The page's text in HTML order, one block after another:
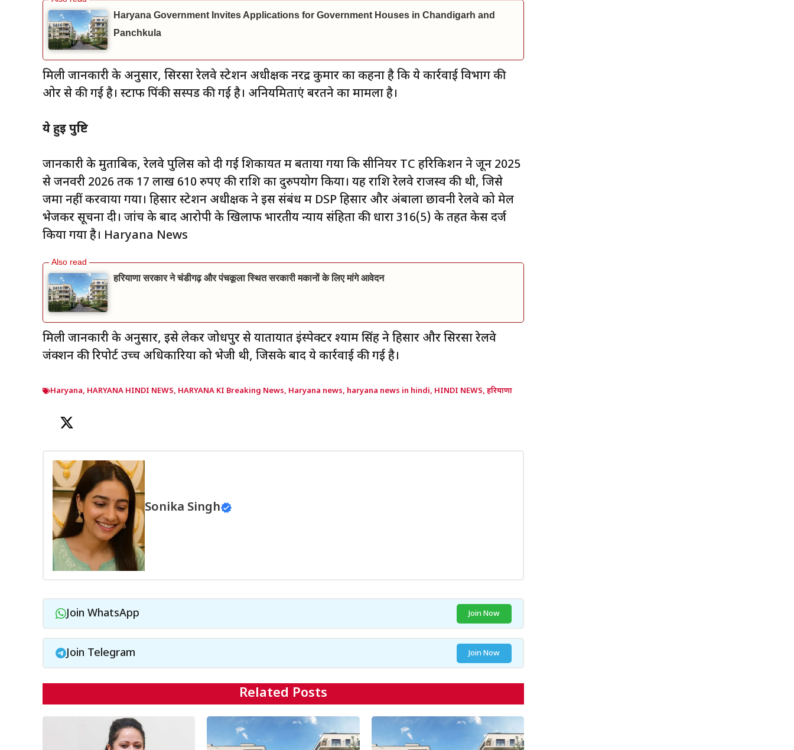
Haryana Government Invites Applications for Government Houses in Chandigarh and
Panchkula
मिली जानकारी के अनुसार, सिरसा रेलवे स्टेशन अधीक्षक नरेंद्र कुमार का कहना है कि ये कार्रवाई विभाग की
ओर से की गई है। स्टाफ पिंकी सस्पेंड की गई है। अनियमिताएं बरतने का मामला है।
ये हुई पुष्टि
जानकारी के मुताबिक, रेलवे पुलिस को दी गई शिकायत में बताया गया कि सीनियर TC हरिकिशन ने जून 2025
से जनवरी 2026 तक 17 लाख 610 रुपए की राशि का दुरुपयोग किया। यह राशि रेलवे राजस्व की थी, जिसे
जमा नहीं करवाया गया। हिसार स्टेशन अधीक्षक ने इस संबंध में DSP हिसार और अंबाला छावनी रेलवे को मेल
भेजकर सूचना दी। जांच के बाद आरोपी के खिलाफ भारतीय न्याय संहिता की धारा 316(5) के तहत केस दर्ज
किया गया है। Haryana News
हरियाणा सरकार ने चंडीगढ़ और पंचकूला स्थित सरकारी मकानों के लिए मांगे आवेदन
मिली जानकारी के अनुसार, इसे लेकर जोधपुर से यातायात इंस्पेक्टर श्याम सिंह ने हिसार और सिरसा रेलवे
जंक्शन की रिपोर्ट उच्च अधिकारियों को भेजी थी, जिसके बाद ये कार्रवाई की गई है।
Haryana, HARYANA HINDI NEWS, HARYANA KI Breaking News, Haryana news, haryana news in hindi, HINDI NEWS, हरियाणा
Sonika Singh
Join WhatsApp Join Now
Join Telegram Join Now
Related Posts